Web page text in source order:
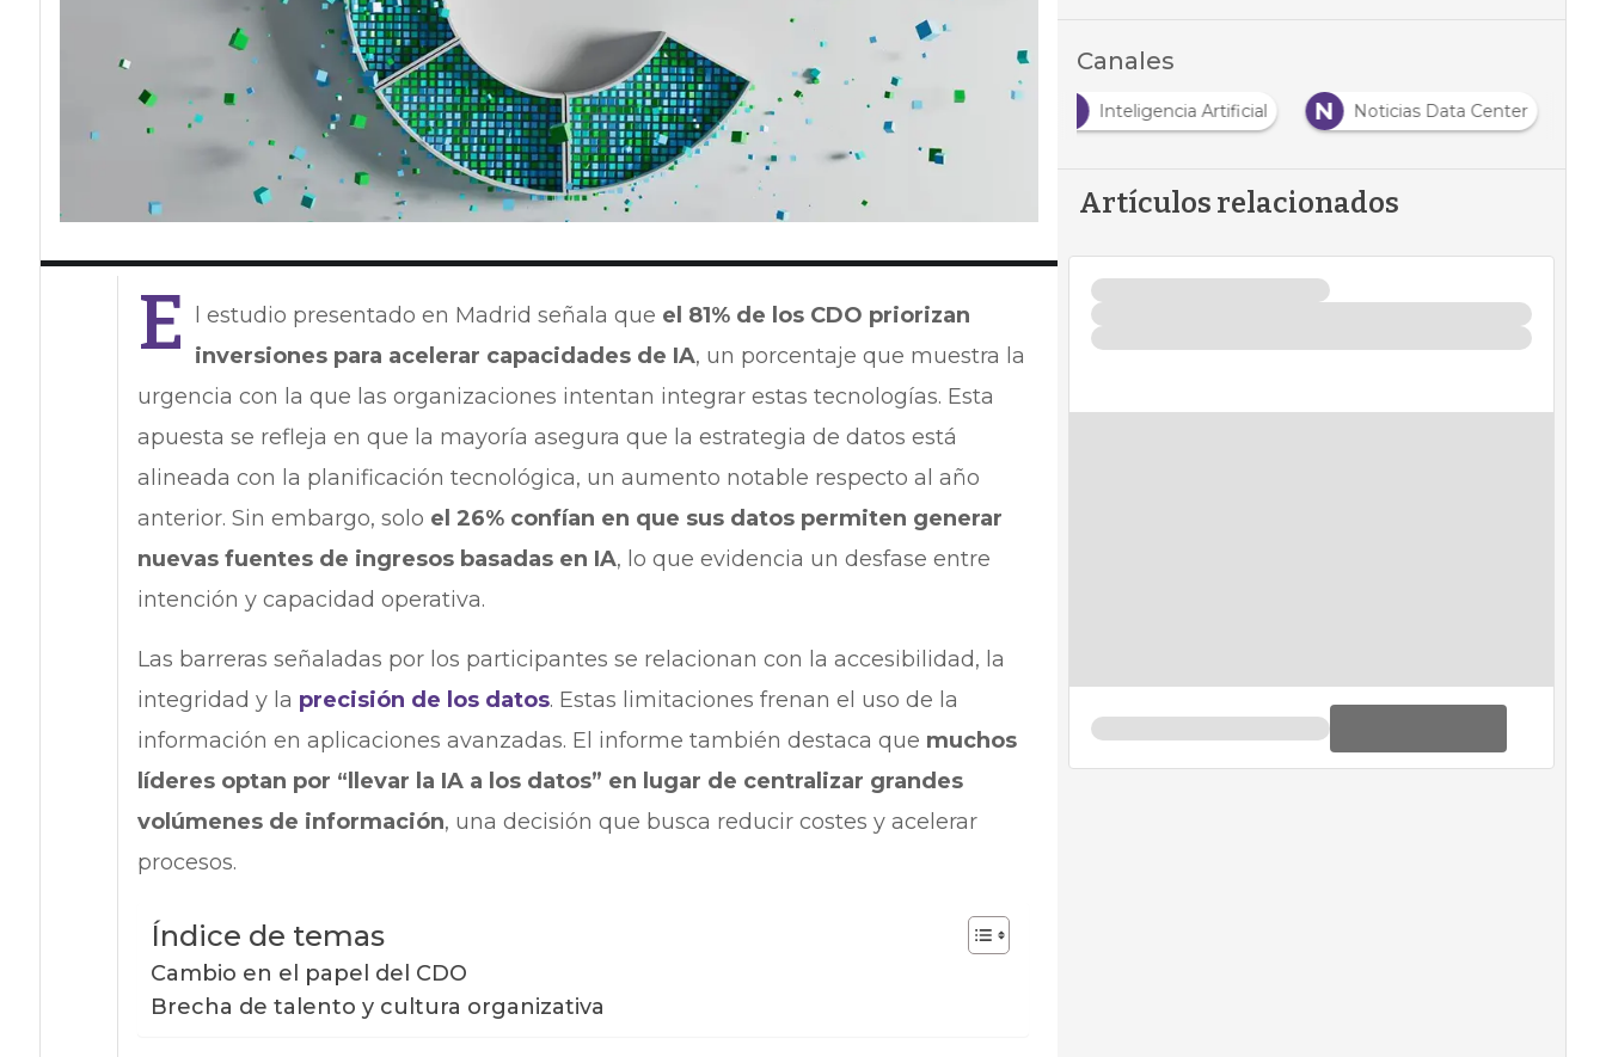
E l estudio presentado en Madrid señala que el 81% de los CDO priorizan
inversiones para acelerar capacidades de IA, un porcentaje que muestra la
urgencia con la que las organizaciones intentan integrar estas tecnologías. Esta
apuesta se refleja en que la mayoría asegura que la estrategia de datos está
alineada con la planificación tecnológica, un aumento notable respecto al año
anterior. Sin embargo, solo el 26% confían en que sus datos permiten generar
nuevas fuentes de ingresos basadas en IA, lo que evidencia un desfase entre
intención y capacidad operativa.
Las barreras señaladas por los participantes se relacionan con la accesibilidad, la
integridad y la precisión de los datos. Estas limitaciones frenan el uso de la
información en aplicaciones avanzadas. El informe también destaca que muchos
líderes optan por “llevar la IA a los datos” en lugar de centralizar grandes
volúmenes de información, una decisión que busca reducir costes y acelerar
procesos.
Índice de temas
Cambio en el papel del CDO
Brecha de talento y cultura organizativa
Canales
Inteligencia Artificial N Noticias Data Center
Artículos relacionados